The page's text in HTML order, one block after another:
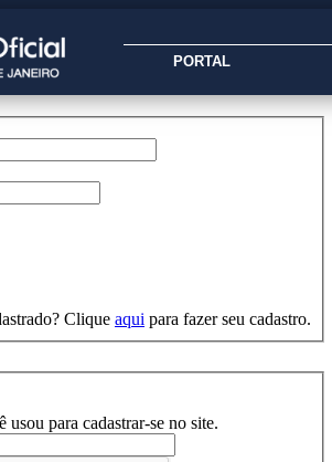
PORTAL
Clique aqui para fazer seu cadastro.
para cadastrar-se no site.